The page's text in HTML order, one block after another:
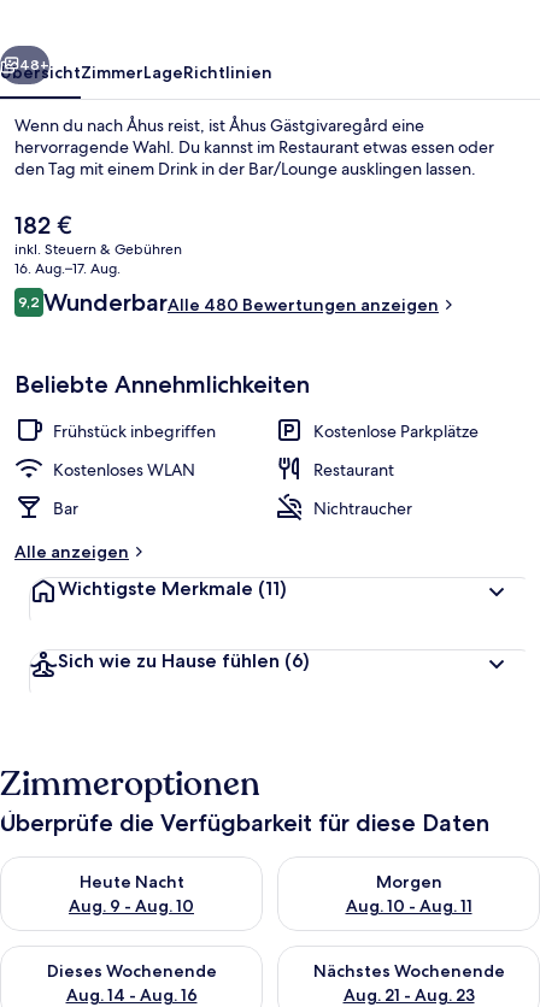
Weiter
48+
ÜbersichtZimmerLageRichtlinien
Wenn du nach Åhus reist, ist Åhus Gästgivaregård eine
hervorragende Wahl. Du kannst im Restaurant etwas essen oder
den Tag mit einem Drink in der Bar/Lounge ausklingen lassen.
Der
aktuelle
Preis
beträgt
182 €.
182 €
inkl. Steuern & Gebühren
16. Aug.–17. Aug.
Bewertungen
9,29,2 von 10.
WunderbarAlle 480 Bewertungen anzeigen
Beliebte Annehmlichkeiten
Frühstück inbegriffen
Kostenlose Parkplätze
Kostenloses WLAN
Restaurant
Bar
Nichtraucher
Alle anzeigen
Wichtigste Merkmale (11)
Sich wie zu Hause fühlen (6)
Zimmeroptionen
Überprüfe die Verfügbarkeit für diese Daten
Heute Nacht
Aug. 9 - Aug. 10
Überprüfe die Verfügbarkeit für heute Nacht, Aug. 9 - Aug.
Morgen
Aug. 10 - Aug. 11
Überprüfe die Verfügbarkeit
Dieses Wochenende
Aug. 14 - Aug. 16
Überprüfe die Verfügbarkeit für dieses Wochenende, Aug. 14
Nächstes Wochenende
Aug. 21 - Aug. 23
Überprüfe die Verfügbarkeit